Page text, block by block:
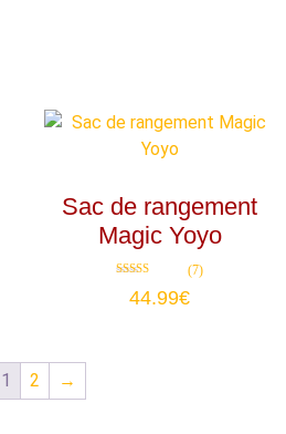
Sac de rangement
Magic Yoyo
4.86
(7)
44.99€
1 2 →